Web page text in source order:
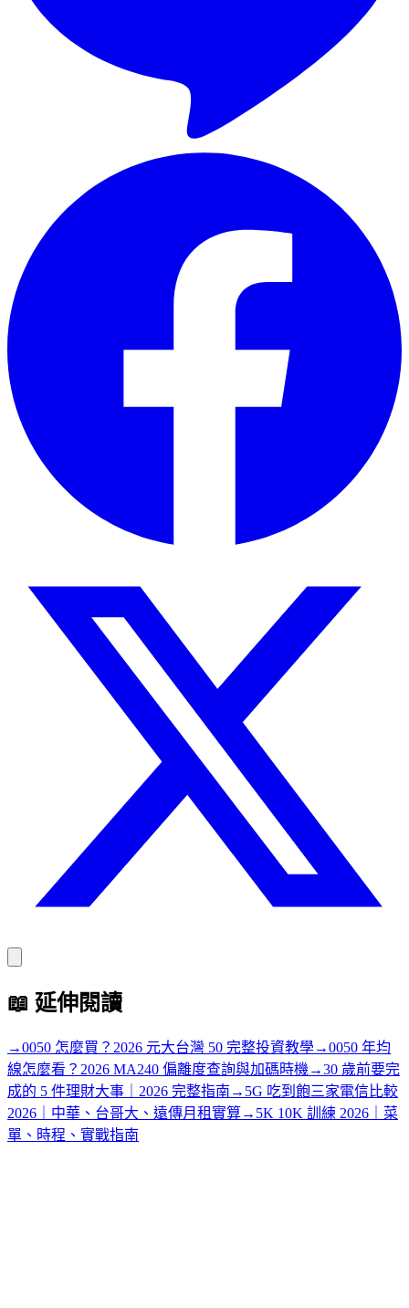
📖 延伸閱讀
→0050 怎麼買？2026 元大台灣 50 完整投資教學→0050 年均
線怎麼看？2026 MA240 偏離度查詢與加碼時機 →30 歲前要完
成的 5 件理財大事｜2026 完整指南 → 5G 吃到飽三家電信比較
2026｜中華、台哥大、遠傳月租實算→ 5K 10K 訓練 2026｜菜
單、時程、實戰指南